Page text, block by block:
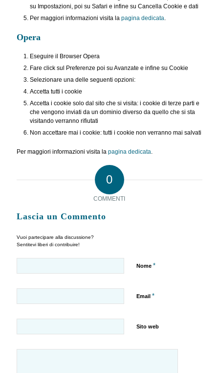
su Impostazioni, poi su Safari e infine su Cancella Cookie e dati
Per maggiori informazioni visita la pagina dedicata
Opera
Eseguire il Browser Opera
Fare click sul Preferenze poi su Avanzate e infine su Cookie
Selezionare una delle seguenti opzioni:
Accetta tutti i cookie
Accetta i cookie solo dal sito che si visita: i cookie di terze parti e
che vengono inviati da un dominio diverso da quello che si sta
visitando verranno rifiutati
Non accettare mai i cookie: tutti i cookie non verranno mai salvati
Per maggiori informazioni visita la pagina dedicata
0
COMMENTI
Lascia un Commento
Vuoi partecipare alla discussione?
Sentitevi liberi di contribuire!
Nome *
Email *
Sito web